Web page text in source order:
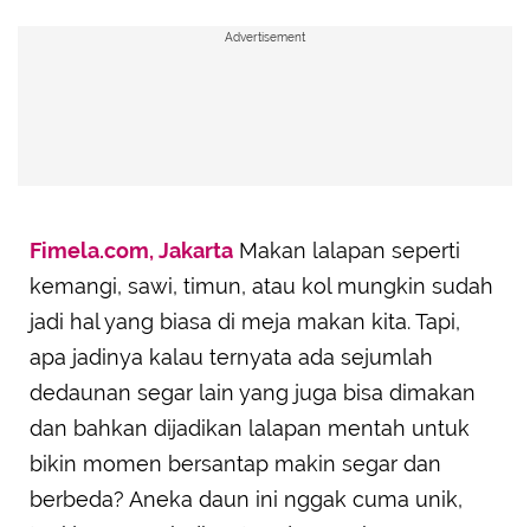
Advertisement
Fimela.com, Jakarta Makan lalapan seperti
kemangi, sawi, timun, atau kol mungkin sudah
jadi hal yang biasa di meja makan kita. Tapi,
apa jadinya kalau ternyata ada sejumlah
dedaunan segar lain yang juga bisa dimakan
dan bahkan dijadikan lalapan mentah untuk
bikin momen bersantap makin segar dan
berbeda? Aneka daun ini nggak cuma unik,